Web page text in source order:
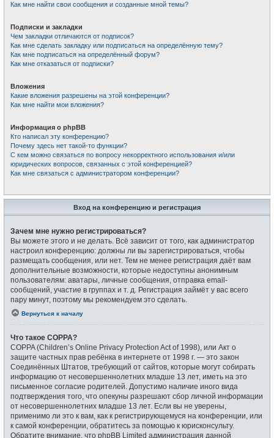
Как мне найти свои сообщения и созданные мной темы?
Подписки и закладки
Чем закладки отличаются от подписок?
Как мне сделать закладку или подписаться на определённую тему?
Как мне подписаться на определённый форум?
Как мне отказаться от подписки?
Вложения
Какие вложения разрешены на этой конференции?
Как мне найти мои вложения?
Информация о phpBB
Кто написал эту конференцию?
Почему здесь нет такой-то функции?
С кем можно связаться по вопросу некорректного использования и/или
юридических вопросов, связанных с этой конференцией?
Как мне связаться с администратором конференции?
Вход на конференцию и регистрация
Зачем мне нужно регистрироваться?
Вы можете этого и не делать. Всё зависит от того, как администратор
настроил конференцию: должны ли вы зарегистрироваться, чтобы
размещать сообщения, или нет. Тем не менее регистрация даёт вам
дополнительные возможности, которые недоступны анонимным
пользователям: аватары, личные сообщения, отправка email-
сообщений, участие в группах и т. д. Регистрация займёт у вас всего
пару минут, поэтому мы рекомендуем это сделать.
Вернуться к началу
Что такое COPPA?
COPPA (Children’s Online Privacy Protection Act of 1998), или Акт о
защите частных прав ребёнка в интернете от 1998 г. — это закон
Соединённых Штатов, требующий от сайтов, которые могут собирать
информацию от несовершеннолетних младше 13 лет, иметь на это
письменное согласие родителей. Допустимо наличие иного вида
подтверждения того, что опекуны разрешают сбор личной информации
от несовершеннолетних младше 13 лет. Если вы не уверены,
применимо ли это к вам, как к регистрирующемуся на конференции, или
к самой конференции, обратитесь за помощью к юрисконсульту.
Обратите внимание, что phpBB Limited администрация данной